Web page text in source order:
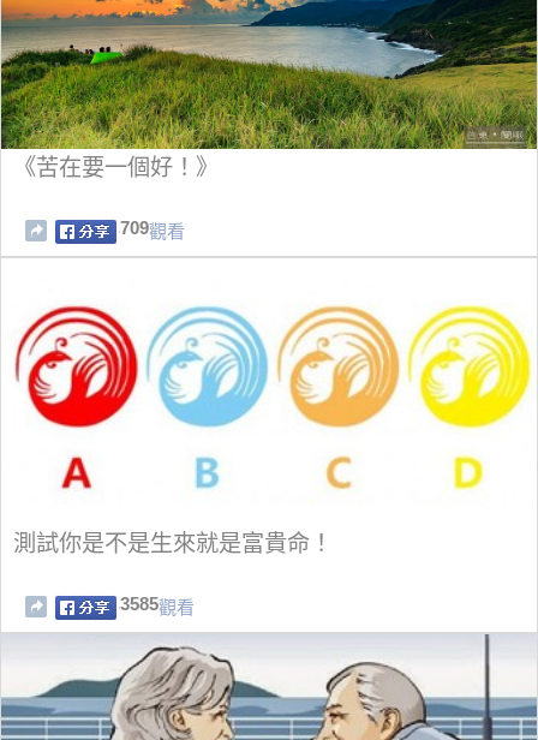
《苦在要一個好！》
709觀看
測試你是不是生來就是富貴命！
3585觀看